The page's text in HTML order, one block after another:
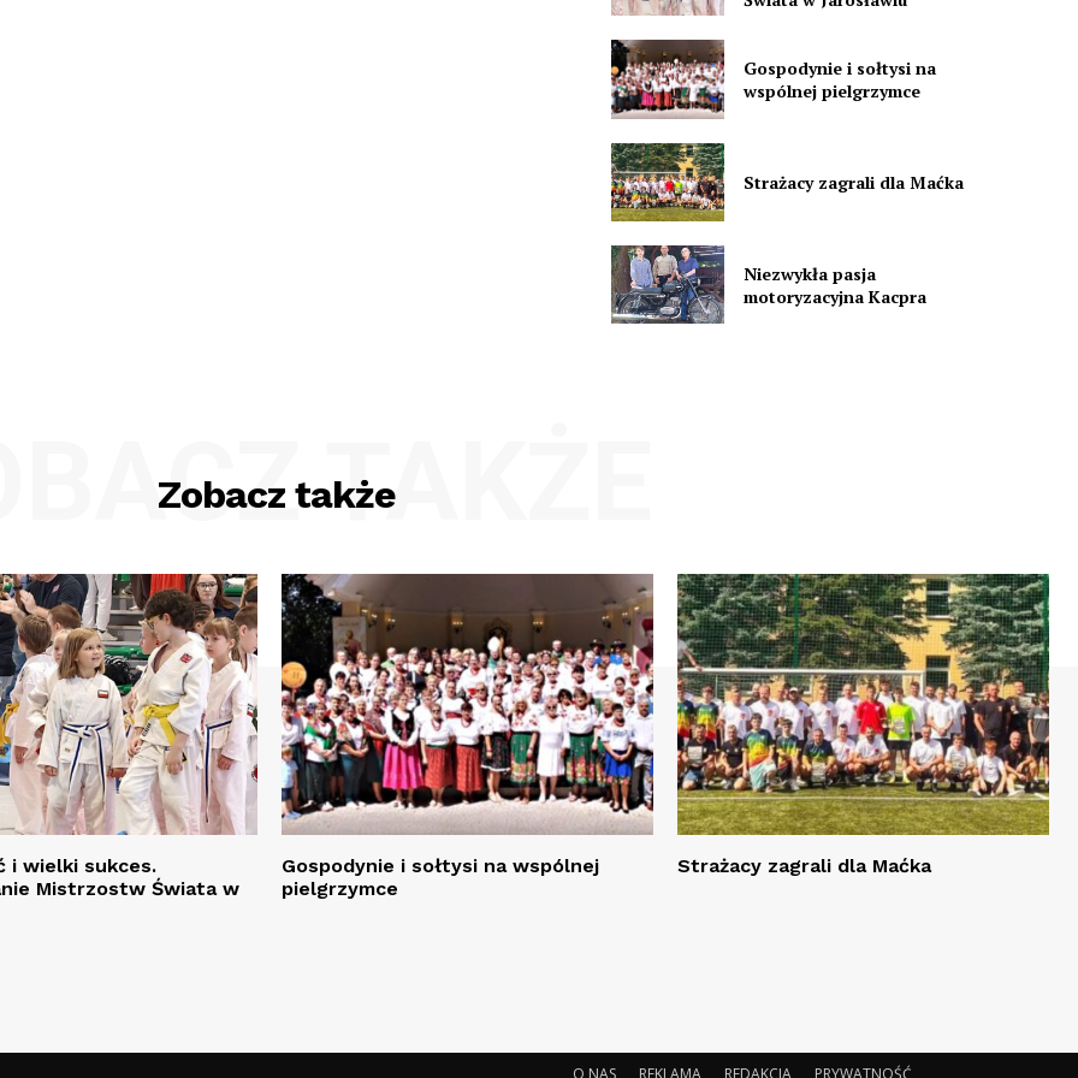
Gospodynie i sołtysi na
wspólnej pielgrzymce
Strażacy zagrali dla Maćka
Niezwykła pasja
motoryzacyjna Kacpra
Zobacz takżeTAKŻE
i wielki sukces.
Mistrzostw Świata w
Gospodynie i sołtysi na wspólnej
pielgrzymce
Strażacy zagrali dla Maćka
O NAS REKLAMA REDAKCJA PRYWATNOŚĆ